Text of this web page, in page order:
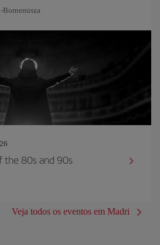
Bornemisza
the 80s and 90s
Veja todos os eventos em Madri